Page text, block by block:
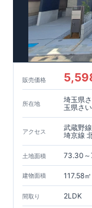
販売価格
所在地
埼玉県
玉県さ
アクセス
武蔵野
埼京線
土地面積 73.30
建物面積 117.58㎡
間取り 2LDK